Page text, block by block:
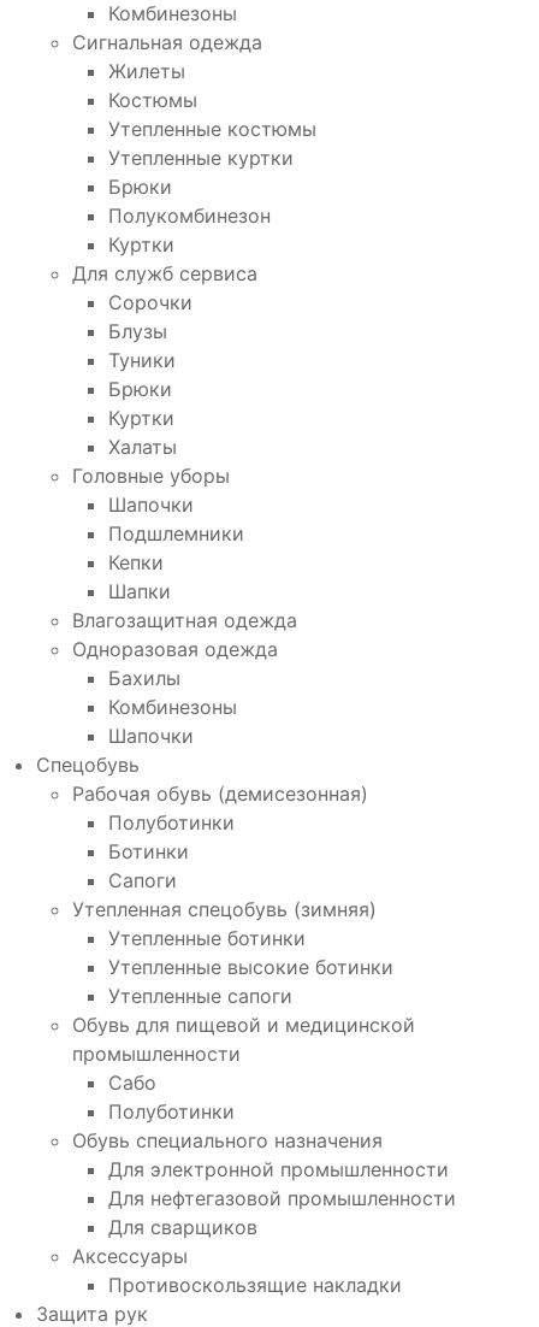
Комбинезоны
Сигнальная одежда
Жилеты
Костюмы
Утепленные костюмы
Утепленные куртки
Брюки
Полукомбинезон
Куртки
Для служб сервиса
Сорочки
Блузы
Туники
Брюки
Куртки
Халаты
Головные уборы
Шапочки
Подшлемники
Кепки
Шапки
Влагозащитная одежда
Одноразовая одежда
Бахилы
Комбинезоны
Шапочки
Спецобувь
Рабочая обувь (демисезонная)
Полуботинки
Ботинки
Сапоги
Утепленная спецобувь (зимняя)
Утепленные ботинки
Утепленные высокие ботинки
Утепленные сапоги
Обувь для пищевой и медицинской
промышленности
Сабо
Полуботинки
Обувь специального назначения
Для электронной промышленности
Для нефтегазовой промышленности
Для сварщиков
Аксессуары
Противоскользящие накладки
Защита рук